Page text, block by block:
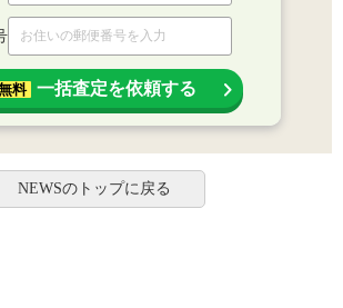
料 一括査定を依頼する
NEWSのトップに戻る